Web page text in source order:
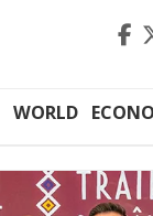
WORLD